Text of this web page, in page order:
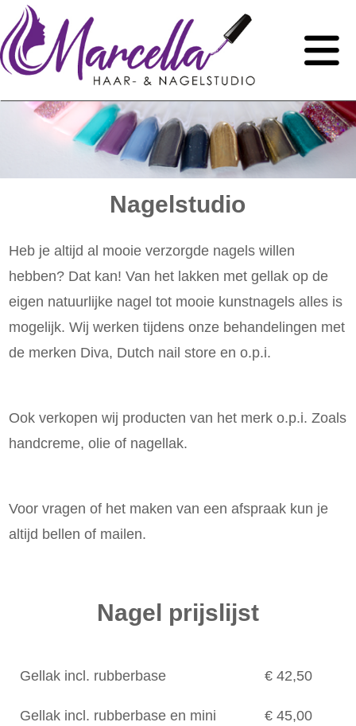
Nagelstudio
Heb je altijd al mooie verzorgde nagels willen
hebben? Dat kan! Van het lakken met gellak op de
eigen natuurlijke nagel tot mooie kunstnagels alles is
mogelijk. Wij werken tijdens onze behandelingen met
de merken Diva, Dutch nail store en o.p.i.
Ook verkopen wij producten van het merk o.p.i. Zoals
handcreme, olie of nagellak.
Voor vragen of het maken van een afspraak kun je
altijd bellen of mailen.
Nagel prijslijst
Gellak incl. rubberbase
Gellak incl. rubberbase en mini
€ 42,50
€ 45,00